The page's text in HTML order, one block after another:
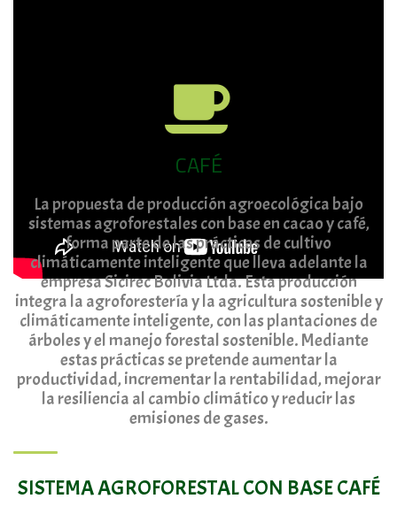
CAFÉ
La propuesta de producción agroecológica bajo
sistemas agroforestales con base en cacao y café,
forma parte de las prácticas de cultivo
climáticamente inteligente que lleva adelante la
empresa Sicirec Bolivia Ltda. Esta producción
integra la agroforestería y la agricultura sostenible y
climáticamente inteligente, con las plantaciones de
árboles y el manejo forestal sostenible. Mediante
estas prácticas se pretende aumentar la
productividad, incrementar la rentabilidad, mejorar
la resiliencia al cambio climático y reducir las
emisiones de gases.
SISTEMA AGROFORESTAL CON BASE CAFÉ